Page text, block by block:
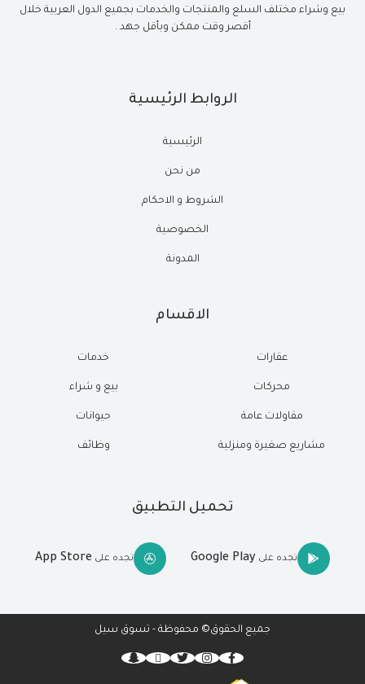
بيع وشراء مختلف السلع والمنتجات والخدمات بجميع الدول العربية خلال
أقصر وقت ممكن وبأقل جهد .
الروابط الرئيسية
الرئيسية
من نحن
الشروط و الاحكام
الخصوصية
المدونة
الاقسام
عقارات
محركات
مقاولات عامة
مشاريع صغيرة ومنزلية
خدمات
بيع و شراء
حيوانات
وظائف
تحميل التطبيق
تجده على Google Play تجده على App Store
جميع الحقوق© محفوظة - تسوق سيل